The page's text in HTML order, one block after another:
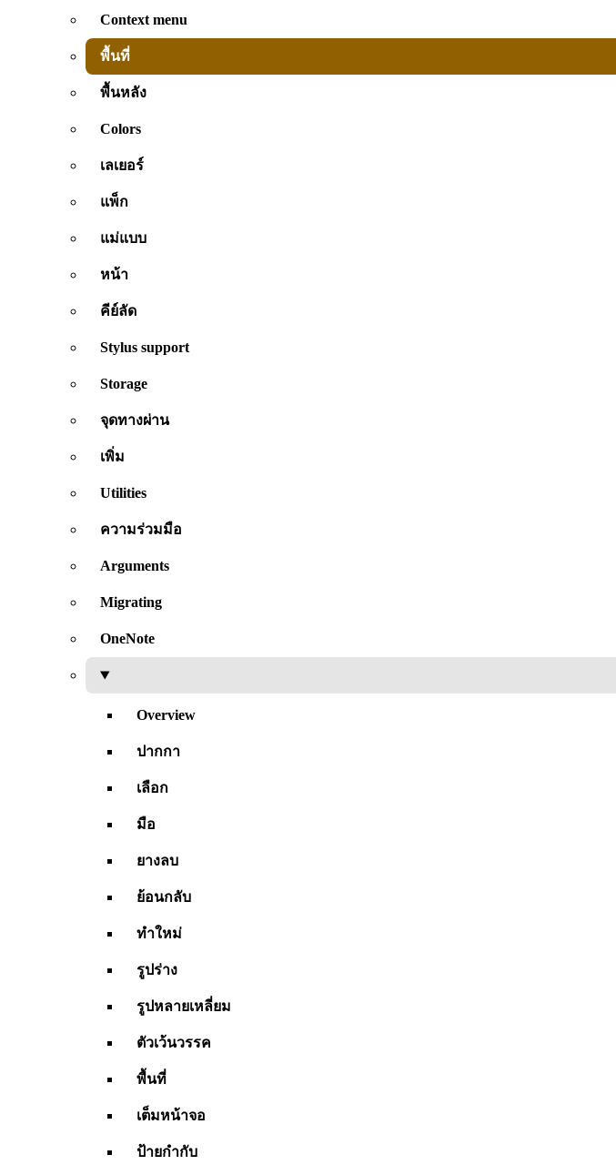
Context menu
พื้นที่
พื้นหลัง
Colors
เลเยอร์
แพ็ก
แม่แบบ
หน้า
คีย์ลัด
Stylus support
Storage
จุดทางผ่าน
เพิ่ม
Utilities
ความร่วมมือ
Arguments
Migrating
OneNote
Overview
ปากกา
เลือก
มือ
ยางลบ
ย้อนกลับ
ทำใหม่
รูปร่าง
รูปหลายเหลี่ยม
ตัวเว้นวรรค
พื้นที่
เต็มหน้าจอ
ป้ายกำกับ